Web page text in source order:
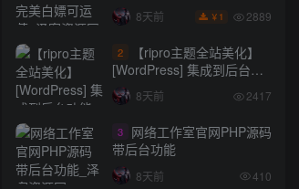
8天前 ￥ 1 2889
2
【ripro主题全站美化】
[WordPress] 集成到后台功
能的全站美化包
WordPress…
8天前 2417
3
网络工作室官网PHP源码
带后台功能
8天前 410